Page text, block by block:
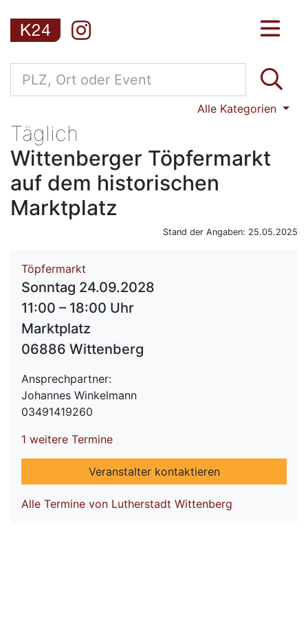
Alle Kategorien
Täglich
Wittenberger Töpfermarkt
auf dem historischen
Marktplatz
Stand der Angaben: 25.05.2025
Töpfermarkt
Sonntag 24.09.2028
11:00 – 18:00 Uhr
Marktplatz
06886 Wittenberg
Ansprechpartner:
Johannes Winkelmann
03491419260
1 weitere Termine
Veranstalter kontaktieren
Alle Termine von Lutherstadt Wittenberg